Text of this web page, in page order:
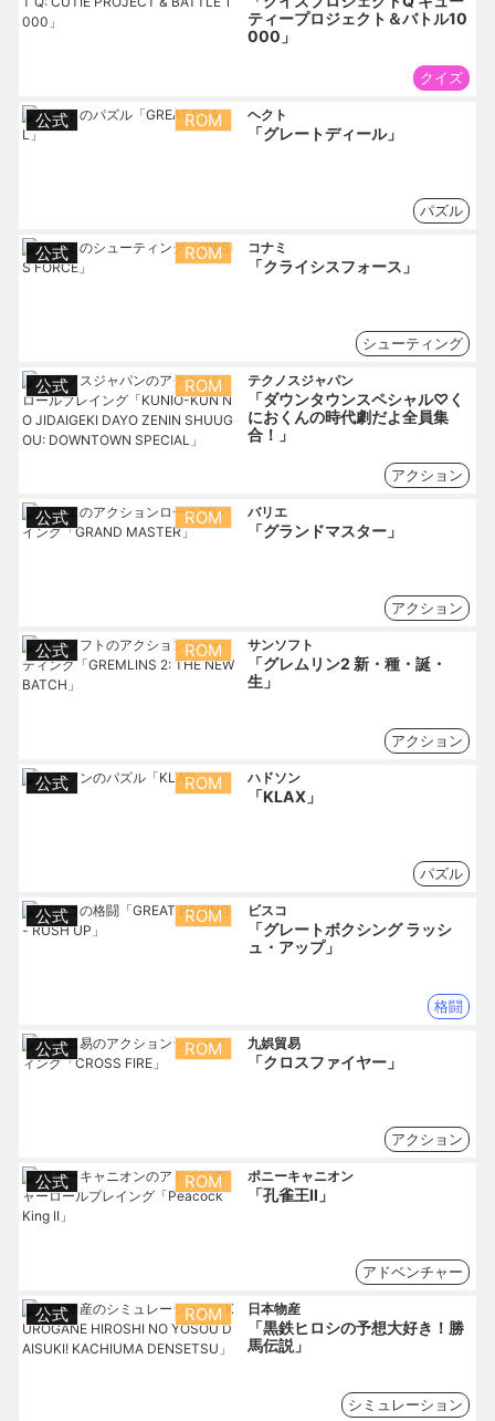
ティープロジェクト＆バトル10
000」
クイズ
公式 ROM ヘクト
「グレートディール」
パズル
公式 ROM コナミ
「クライシスフォース」
シューティング
公式 ROM テクノスジャパン
「ダウンタウンスペシャル♡く
におくんの時代劇だよ全員集
合！」
アクション
公式 ROM バリエ
「グランドマスター」
アクション
公式 ROM サンソフト
「グレムリン2 新・種・誕・
生」
アクション
公式 ROM ハドソン
「KLAX」
パズル
公式 ROM ビスコ
「グレートボクシング ラッシ
ュ・アップ」
格闘
公式 ROM 九娯貿易
「クロスファイヤー」
アクション
公式 ROM ポニーキャニオン
「孔雀王Ⅱ」
アドベンチャー
公式 ROM 日本物産
「黒鉄ヒロシの予想大好き！勝
馬伝説」
シミュレーション